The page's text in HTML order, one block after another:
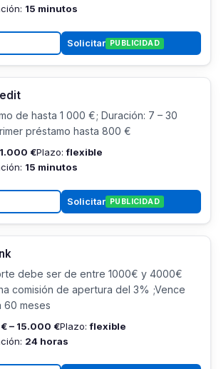
15 minutos
Solicitar PUBLICIDAD
de hasta 1 000 €; Duración: 7 – 30
préstamo hasta 800 €
€Plazo:flexible
15 minutos
Solicitar PUBLICIDAD
debe ser de entre 1000€ y 4000€
comisión de apertura del 3% ;Vence
60 meses
– 15.000 €Plazo:flexible
24 horas